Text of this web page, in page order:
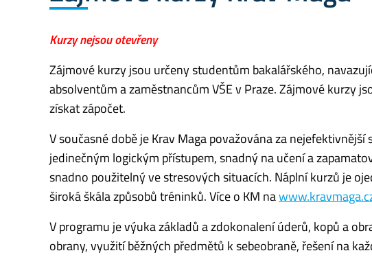
Kurzy nejsou otevřeny
Zájmové kurzy jsou určeny studentům bakalářského,
absolventům a zaměstnancům VŠE v Praze. Zájmové kurzy
získat zápočet.
V současné době je Krav Maga považována za
jedinečným logickým přístupem, snadný na učení a
snadno použitelný ve stresových situacích. Náplní kurzů je
široká škála způsobů tréninků. Více o KM na
V programu je výuka základů a zdokonalení úderů, kopů a
obrany, využití běžných předmětů k sebeobraně, řešení na